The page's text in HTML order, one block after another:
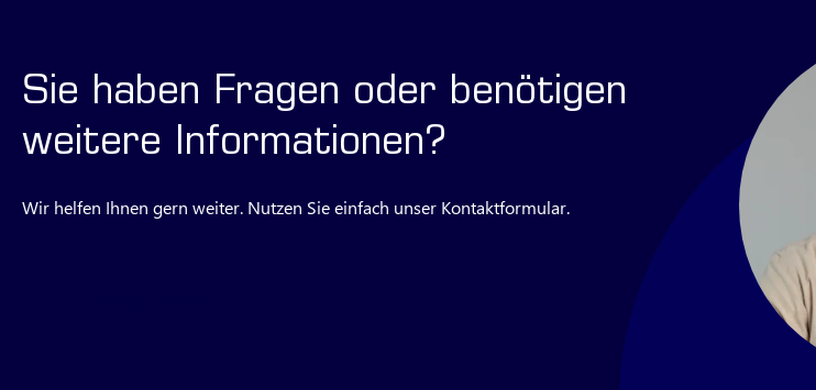
Sie haben Fragen oder benötigen
weitere Informationen?
Wir helfen Ihnen gern weiter. Nutzen Sie einfach unser Kontaktformular.